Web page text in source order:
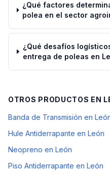
¿Qué factores
polea en el sector
¿Qué desafíos
entrega de poleas en
OTROS PRODUCTOS EN
Banda de Transmisión en
Hule Antiderrapante en León
Neopreno en León
Piso Antiderrapante en León